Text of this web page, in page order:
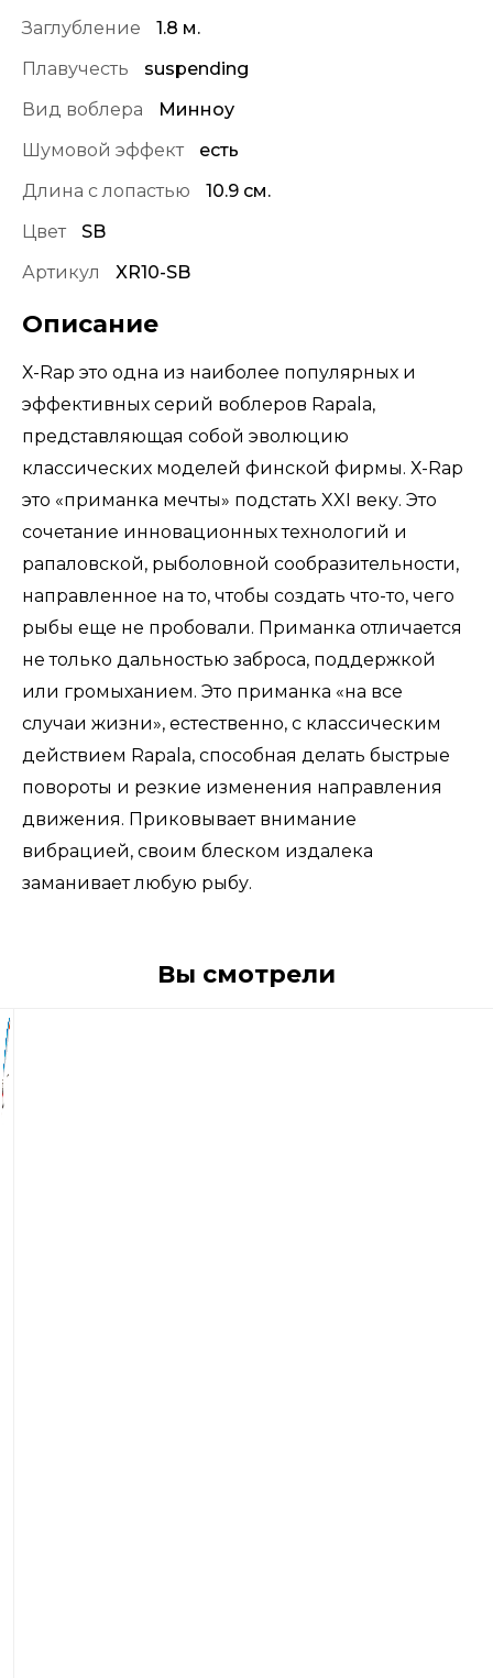
Заглубление
1.8 м.
Плавучесть
suspending
Вид воблера
Минноу
Шумовой эффект
есть
Длина с лопастью
10.9 см.
Цвет
SB
Артикул
XR10-SB
Описание
Х-Rap это одна из наиболее популярных и
эффективных серий воблеров Rapala,
представляющая собой эволюцию
классических моделей финской фирмы. Х-Rap
это «приманка мечты» подстать XXI веку. Это
сочетание инновационных технологий и
рапаловской, рыболовной сообразительности,
направленное на то, чтобы создать что-то, чего
рыбы еще не пробовали. Приманка отличается
не только дальностью заброса, поддержкой
или громыханием. Это приманка «на все
случаи жизни», естественно, с классическим
действием Rapala, способная делать быстрые
повороты и резкие изменения направления
движения. Приковывает внимание
вибрацией, своим блеском издалека
заманивает любую рыбу.
Вы смотрели